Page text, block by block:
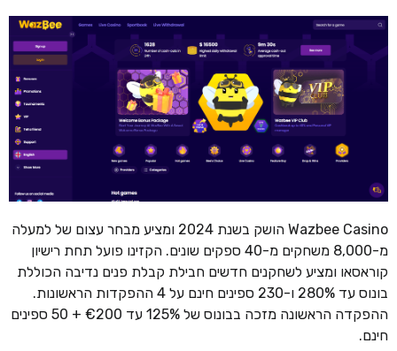
Wazbee Casino הושק בשנת 2024 ומציע מבחר עצום של למעלה
מ-8,000 משחקים מ-40 ספקים שונים. הקזינו פועל תחת רישיון
קוראסאו ומציע לשחקנים חדשים חבילת קבלת פנים נדיבה הכוללת
בונוס עד 280% ו-230 ספינים חינם על 4 ההפקדות הראשונות.
ההפקדה הראשונה מזכה בבונוס של 125% עד €200 + 50 ספינים
חינם.